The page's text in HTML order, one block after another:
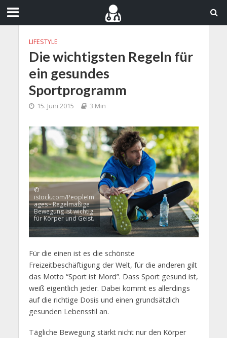
LIFESTYLE
Die wichtigsten Regeln für
ein gesundes
Sportprogramm
15. Juni 2015 3 Min
©
istock.com/PeopleIm
ages - Regelmäßige
Bewegung ist wichtig
für Körper und Geist.
Für die einen ist es die schönste
Freizeitbeschäftigung der Welt, für die anderen gilt
das Motto “Sport ist Mord”. Dass Sport gesund ist,
weiß eigentlich jeder. Dabei kommt es allerdings
auf die richtige Dosis und einen grundsätzlich
gesunden Lebensstil an.
Tägliche Bewegung stärkt nicht nur den Körper